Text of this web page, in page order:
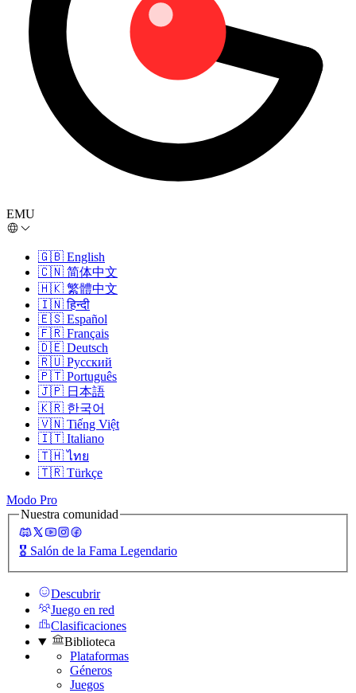
EMU
🇬🇧 English
🇨🇳 简体中文
🇭🇰 繁體中文
🇮🇳 हिन्दी
🇪🇸 Español
🇫🇷 Français
🇩🇪 Deutsch
🇷🇺 Русский
🇵🇹 Português
🇯🇵 日本語
🇰🇷 한국어
🇻🇳 Tiếng Việt
🇮🇹 Italiano
🇹🇭 ไทย
🇹🇷 Türkçe
Modo Pro
Nuestra comunidad
🎖️ Salón de la Fama Legendario
Descubrir
Juego en red
Clasificaciones
Biblioteca
Plataformas
Géneros
Juegos